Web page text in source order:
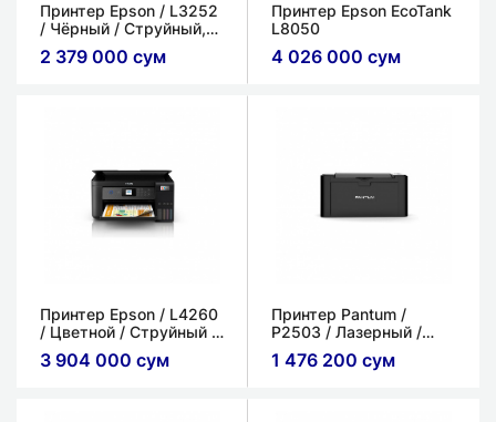
Принтер Epson / L3252
/ Чёрный​ / Струйный,
цветной​ / (3в1)
2 379 000 сум
Принтер Epson EcoTank
L8050
4 026 000 сум
Принтер Epson / L4260
/ Цветной / Струйный /
(3в1)
3 904 000 сум
Принтер Pantum /
P2503 / Лазерный /
есть USB 2.0 / A4
1 476 200 сум